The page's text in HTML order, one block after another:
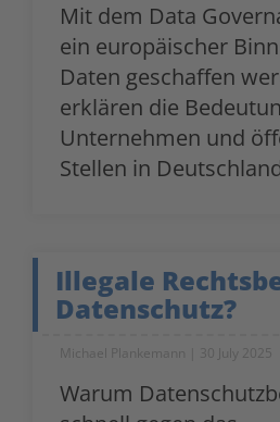
Mit dem Data
ein europäischer
Daten geschaffen
erklären die
Unternehmen und
Stellen in
Illegale
Datenschutz?
Michael Plankemann 30 July 2025
Warum